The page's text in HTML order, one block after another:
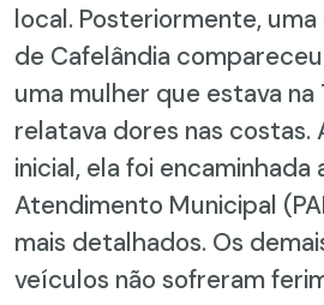
local. Posteriormente,
de Cafelândia
uma mulher que estava na
relatava dores nas costas.
inicial, ela foi encaminhada
Atendimento Municipal
mais detalhados. Os
veículos não sofreram